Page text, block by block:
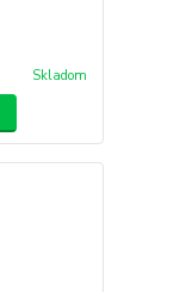
Skladom